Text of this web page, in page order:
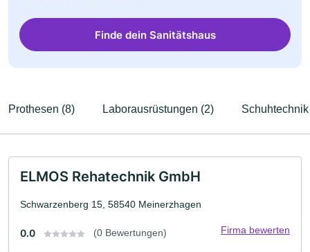
Finde dein Sanitätshaus
Prothesen (8) Laborausrüstungen (2)
ELMOS Rehatechnik GmbH
Schwarzenberg 15, 58540 Meinerzhagen
0.0 (0 Bewertungen) Firma bewerten